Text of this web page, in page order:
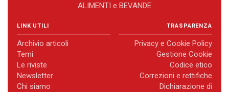
ALIMENTI e BEVANDE
LINK UTILI
Archivio articoli
Temi
Le riviste
Newsletter
Chi siamo
TRASPARENZA
Privacy e Cookie Policy
Gestione Cookie
Codice etico
Correzioni e rettifiche
Dichiarazione di